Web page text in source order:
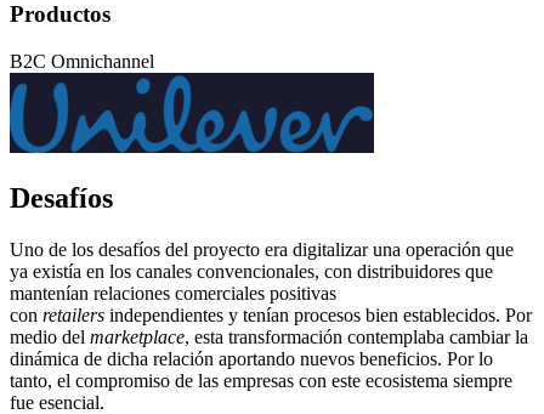
Productos
B2C Omnichannel
Desafíos
Uno de los desafíos del proyecto era digitalizar una operación que
ya existía en los canales convencionales, con distribuidores que
mantenían relaciones comerciales positivas
con retailers independientes y tenían procesos bien establecidos. Por
medio del marketplace, esta transformación contemplaba cambiar la
dinámica de dicha relación aportando nuevos beneficios. Por lo
tanto, el compromiso de las empresas con este ecosistema siempre
fue esencial.